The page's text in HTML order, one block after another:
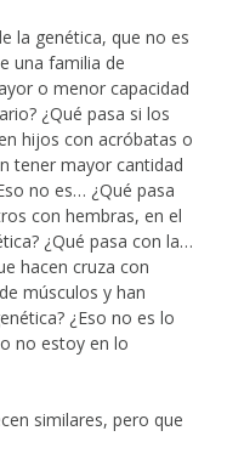
la genética, que no es
una familia de
o menor capacidad
¿Qué pasa si los
hijos con acróbatas o
tener mayor cantidad
no es… ¿Qué pasa
con hembras, en el
¿Qué pasa con la…
hacen cruza con
músculos y han
¿Eso no es lo
no estoy en lo
similares, pero que